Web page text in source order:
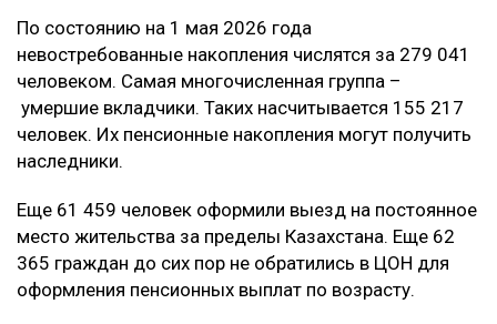
По состоянию на 1 мая 2026 года
невостребованные накопления числятся за 279 041
человеком. Самая многочисленная группа –
умершие вкладчики. Таких насчитывается 155 217
человек. Их пенсионные накопления могут получить
наследники.
Еще 61 459 человек оформили выезд на постоянное
место жительства за пределы Казахстана. Еще 62
365 граждан до сих пор не обратились в ЦОН для
оформления пенсионных выплат по возрасту.